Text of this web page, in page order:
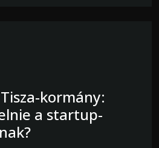
kormány:
a startup-